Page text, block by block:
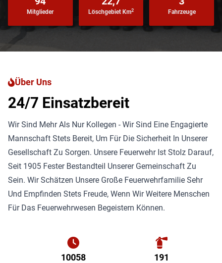
Mitglieder Löschgebiet Km2 Fahrzeuge
Über Uns
24/7 Einsatzbereit
Wir Sind Mehr Als Nur Kollegen - Wir Sind Eine Engagierte
Mannschaft Stets Bereit, Um Für Die Sicherheit In Unserer
Gesellschaft Zu Sorgen. Unsere Feuerwehr Ist Stolz Darauf,
Seit 1905 Fester Bestandteil Unserer Gemeinschaft Zu
Sein. Wir Schätzen Unsere Große Feuerwehrfamilie Sehr
Und Empfinden Stets Freude, Wenn Wir Weitere Menschen
Für Das Feuerwehrwesen Begeistern Können.
10058 191